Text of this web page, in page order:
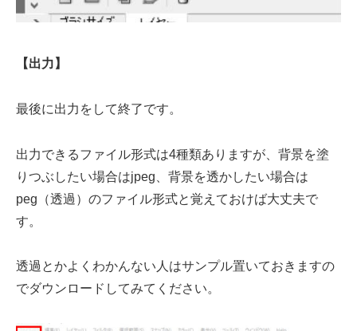
【出力】
最後に出力をして終了です。
出力できるファイル形式は4種類ありますが、背景を塗
りつぶしたい場合はjpeg、背景を透かしたい場合は
peg（透過）のファイル形式と覚えておけば大丈夫で
す。
透過とかよくわかんない人はサンプル置いておきますの
でダウンロードしてみてください。